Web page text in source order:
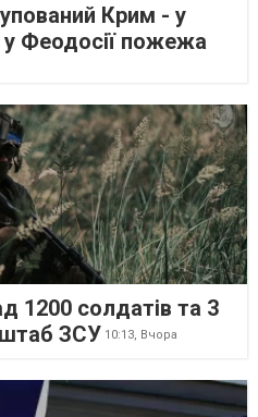
Крим - у
у Феодосії пожежа
1200 солдатів та 3
ЗСУ 10:13, Вчора